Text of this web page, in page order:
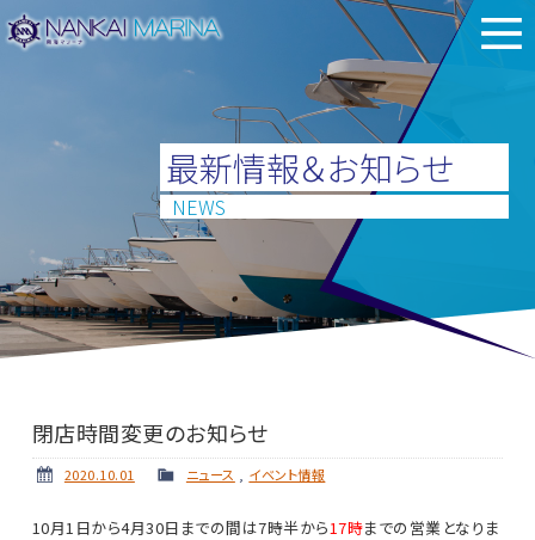
最新情報＆お知らせ
NEWS
閉店時間変更のお知らせ
2020.10.01 ニュース イベント情報
10月1日から4月30日までの間は7時半から17時までの営業となりま